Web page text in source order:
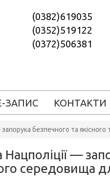
(0382)619035
(0352)519122
(0372)506381
ЗАПИС КОНТАКТИ
безпечного та
—
середовища